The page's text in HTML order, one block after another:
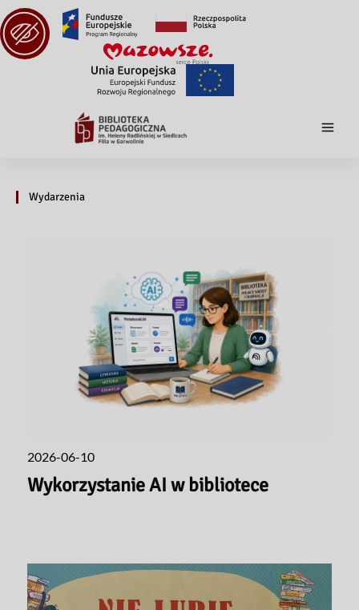
Wydarzenia
2026-06-10
Wykorzystanie AI w bibliotece